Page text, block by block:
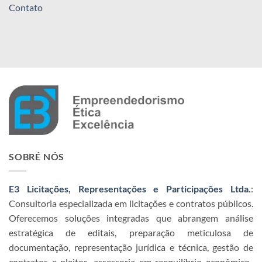
Contato
SOBRÉ NÓS
E3 Licitações, Representações e Participações Ltda. :
Consultoria especializada em licitações e contratos públicos.
Oferecemos soluções integradas que abrangem análise
estratégica de editais, preparação meticulosa de
documentação, representação jurídica e técnica, gestão de